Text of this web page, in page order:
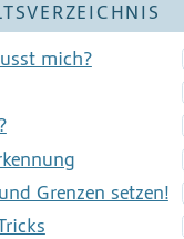
mich?
Grenzen setzen!